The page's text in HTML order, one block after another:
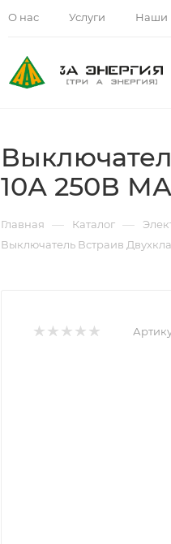
О нас Услуги Наши
10А 250В
Главная — Каталог —
Выключатель Встраив